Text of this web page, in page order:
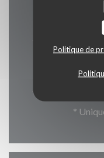
Politique de
12h00 -
*